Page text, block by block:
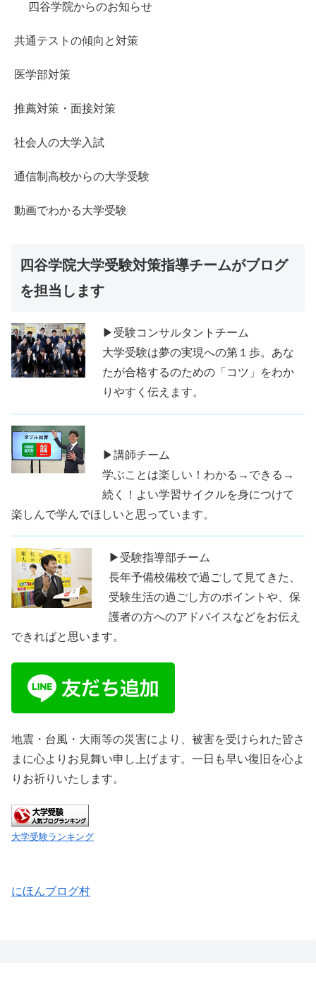
四谷学院からのお知らせ
共通テストの傾向と対策
医学部対策
推薦対策・面接対策
社会人の大学入試
通信制高校からの大学受験
動画でわかる大学受験
四谷学院大学受験対策指導チームがブログ
を担当します
▶受験コンサルタントチーム
大学受験は夢の実現への第１歩。あな
たが合格するのための「コツ」をわか
りやすく伝えます。
▶講師チーム
学ぶことは楽しい！わかる→できる→
続く！よい学習サイクルを身につけて
楽しんで学んでほしいと思っています。
▶受験指導部チーム
長年予備校備校で過ごして見てきた、
受験生活の過ごし方のポイントや、保
護者の方へのアドバイスなどをお伝え
できればと思います。
地震・台風・大雨等の災害により、被害を受けられた皆さ
まに心よりお見舞い申し上げます。一日も早い復旧を心よ
りお祈りいたします。
大学受験ランキング
にほんブログ村